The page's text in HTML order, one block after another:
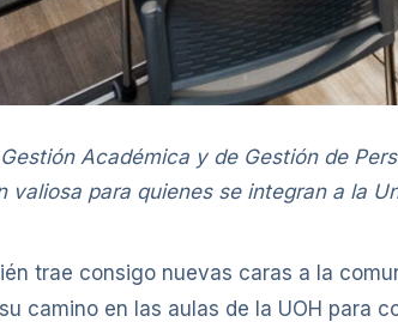
Académica y de Gestión de
valiosa para quienes se integran a la
trae consigo nuevas caras a la
camino en las aulas de la UOH para